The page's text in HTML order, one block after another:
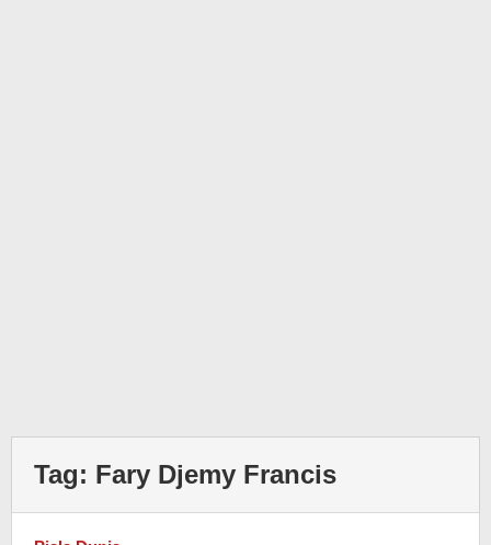
Tag: Fary Djemy Francis